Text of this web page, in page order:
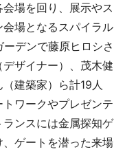
場を回り、展示やス
場となるスパイラル
ーデンで藤原ヒロシさ
ザイナー）、茂木健
建築家）ら計19人
トワークやプレゼンテ
ンスには金属探知ゲ
ゲートを潜った来場